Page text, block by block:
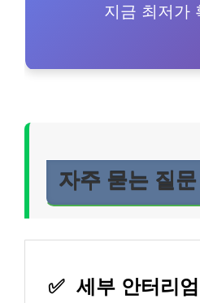
지금 최저가
자주 묻는 질문
✅ 세부 안터리